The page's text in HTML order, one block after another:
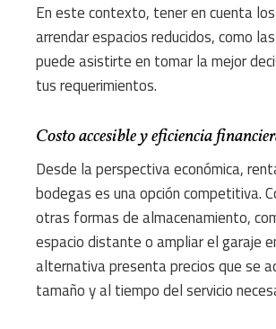
En este contexto, tener en cuenta
arrendar espacios reducidos, como
puede asistirte en tomar la mejor
tus requerimientos.
Costo accesible y eficiencia
Desde la perspectiva económica,
bodegas es una opción competitiva.
otras formas de almacenamiento,
espacio distante o ampliar el garaje
alternativa presenta precios que se
tamaño y al tiempo del servicio